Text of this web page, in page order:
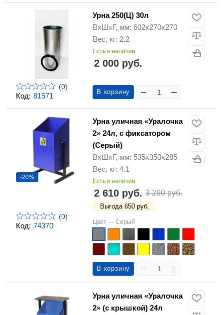
Код: 81571
(0)
Урна 250(Ц) 30л
ВхШхГ, мм: 602х270х270
Вес, кг: 2.2
Есть в наличии
2 000 руб.
В корзину
Код: 74370
-20%
(0)
Урна уличная «Уралочка
2» 24л, с фиксатором
(Серый)
ВхШхГ, мм: 535х350х285
Вес, кг: 4.1
Есть в наличии
2 610 руб. 3 260 руб.
Выгода 650 руб.
Цвет — Серый
В корзину
Урна уличная «Уралочка
2» (с крышкой) 24л